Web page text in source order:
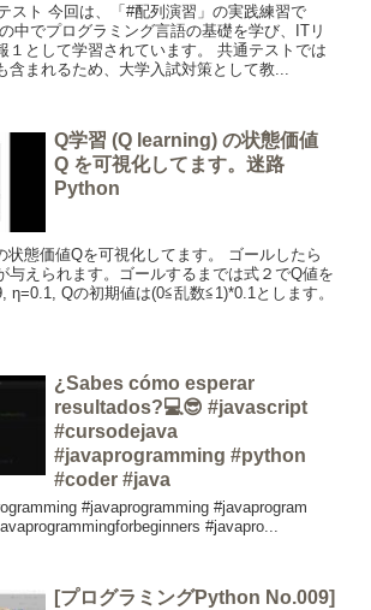
スト 今回は、「#配列演習」の実践練習で
中でプログラミング言語の基礎を学び、ITリ
１として学習されています。 共通テストでは
含まれるため、大学入試対策として教...
Q学習 (Q learning) の状態価値
Q を可視化してます。迷路
Python
状態価値Qを可視化してます。 ゴールしたら
与えられます。ゴールするまでは式２でQ値を
η=0.1, Qの初期値は(0≦乱数≦1)*0.1とします。
¿Sabes cómo esperar
resultados?💻😎 #javascript
#cursodejava
#javaprogramming #python
#coder #java
#javaprogramming #javaprogram
#javapro...
[プログラミングPython No.009]